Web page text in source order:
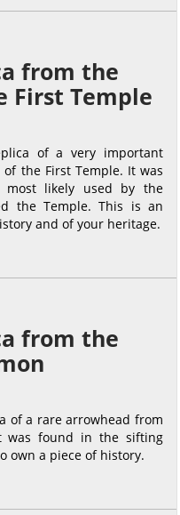
from the
First Temple
of a very important
the First Temple. It was
likely used by the
the Temple. This is an
and of your heritage.
from the
of a rare arrowhead from
was found in the sifting
own a piece of history.